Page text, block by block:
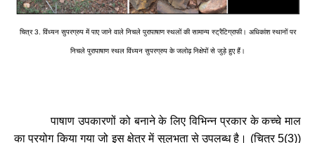
चित्र 3. विंध्यन सुपरग्रुप में पाए जाने वाले निचले पुरापाषाण स्थलों की सामान्य स्ट्रैटिग्राफी। अधिकांश स्थानों पर
निचले पुरापाषाण स्थल विंध्यन सुपरग्रुप के जलोढ़ निक्षेपों से जुड़े हुए हैं।
पाषाण उपकारणों को बनाने के लिए विभिन्न प्रकार के कच्चे माल
का प्रयोग किया गया जो इस क्षेत्र में सुलभता से उपलब्ध है। (चित्र 5(3))